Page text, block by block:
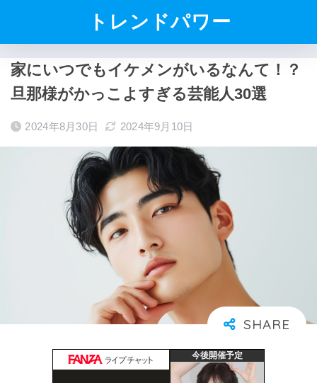
トレンドパワー
家にいつでもイケメンがいるなんて！？
旦那様がかっこよすぎる芸能人30選
2024年8月30日 2024年9月10日